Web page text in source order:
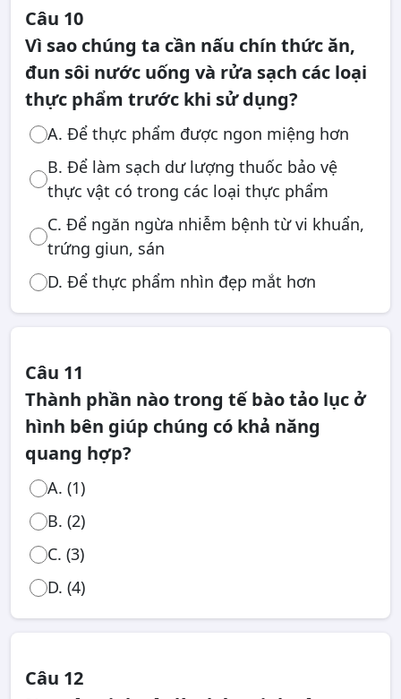
Câu 10
Vì sao chúng ta cần nấu chín thức ăn,
đun sôi nước uống và rửa sạch các loại
thực phẩm trước khi sử dụng?
A. Để thực phẩm được ngon miệng hơn
B. Để làm sạch dư lượng thuốc bảo vệ
thực vật có trong các loại thực phẩm
C. Để ngăn ngừa nhiễm bệnh từ vi khuẩn,
trứng giun, sán
D. Để thực phẩm nhìn đẹp mắt hơn
Câu 11
Thành phần nào trong tế bào tảo lục ở
hình bên giúp chúng có khả năng
quang hợp?
A. (1)
B. (2)
C. (3)
D. (4)
Câu 12